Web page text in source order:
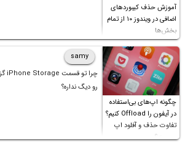
آموزش حذف کیبوردهای
اضافی در ویندوز ۱۰ از تمام
بخش‌ها
چگونه اپ‌های بی‌استفاده
در آیفون را Offload کنیم؟
تفاوت حذف و آفلود اپ
چیست؟
samy
رو دیگ نداره؟